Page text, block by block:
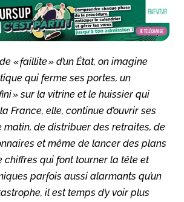
« faillite » d’un État, on imagine
qui ferme ses portes, un
» sur la vitrine et le huissier qui
France, elle, continue d’ouvrir ses
matin, de distribuer des retraites, de
et même de lancer des plans
chiffres qui font tourner la tête et
parfois aussi alarmants qu’un
il est temps d’y voir plus